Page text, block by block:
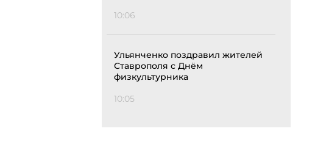
10:06
Ульянченко поздравил жителей
Ставрополя с Днём
физкультурника
10:05